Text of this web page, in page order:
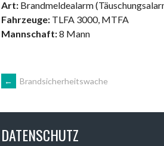
Art: Brandmeldealarm
Fahrzeuge: TLFA 3000, MTFA
Mannschaft:8 Mann
ARTIKEL-
NAVIGATION
← Brandsicherheitswache
DATENSCHUTZ